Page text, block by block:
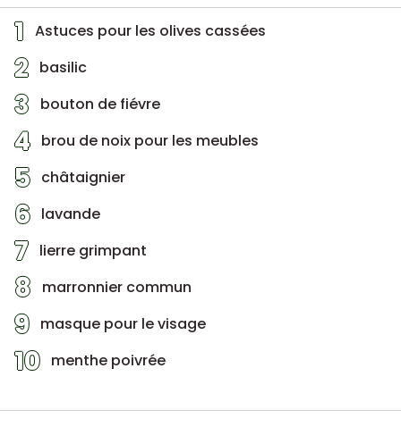
1 Astuces pour les olives cassées
2 basilic
3 bouton de fiévre
4 brou de noix pour les meubles
5 châtaignier
6 lavande
7 lierre grimpant
8 marronnier commun
9 masque pour le visage
10 menthe poivrée